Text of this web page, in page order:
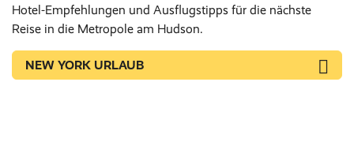
Hotel-Empfehlungen und Ausflugstipps für die nächste
Reise in die Metropole am Hudson.
NEW YORK URLAUB